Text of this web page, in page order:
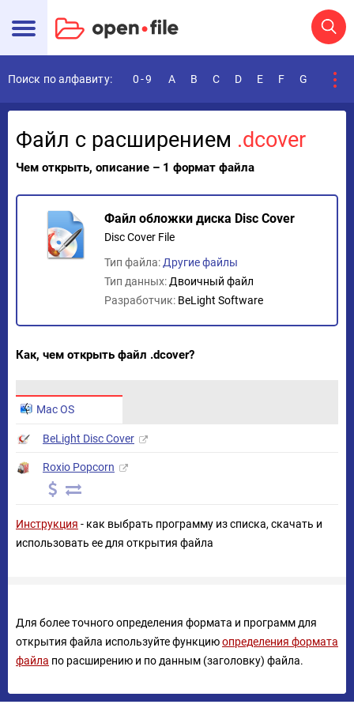
Поиск по алфавиту: 0-9 A B C D E F G
Файл с расширением .dcover
Чем открыть, описание – 1 формат файла
Файл обложки диска Disc Cover
Disc Cover File
Тип файла: Другие файлы
Тип данных: Двоичный файл
Разработчик: BeLight Software
Как, чем открыть файл .dcover?
Mac OS
BeLight Disc Cover
Roxio Popcorn
Инструкция - как выбрать программу из списка, скачать и
использовать ее для открытия файла
Для более точного определения формата и программ для
открытия файла используйте функциюопределения формата
файла по расширению и по данным (заголовку) файла.